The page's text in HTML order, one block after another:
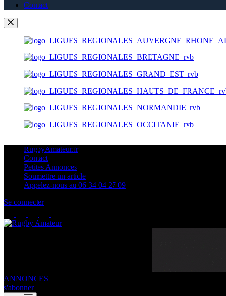
Contact
RugbyAmateur.fr
Contact
Petites Annonces
Soumettre un article
Appelez-nous au 06 34 04 27 09
Se connecter
ANNONCES
s'abonner